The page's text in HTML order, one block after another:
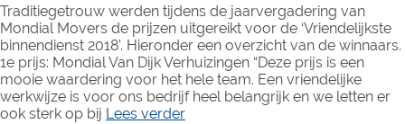
Traditiegetrouw werden tijdens de jaarvergadering van
Mondial Movers de prijzen uitgereikt voor de ‘Vriendelijkste
binnendienst 2018’. Hieronder een overzicht van de winnaars.
1e prijs: Mondial Van Dijk Verhuizingen “Deze prijs is een
mooie waardering voor het hele team. Een vriendelijke
werkwijze is voor ons bedrijf heel belangrijk en we letten er
ook sterk op bij Lees verder